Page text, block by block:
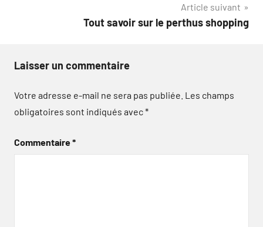
Article suivant
Tout savoir sur le perthus shopping
Laisser un commentaire
Votre adresse e-mail ne sera pas publiée. Les champs
obligatoires sont indiqués avec*
Commentaire*